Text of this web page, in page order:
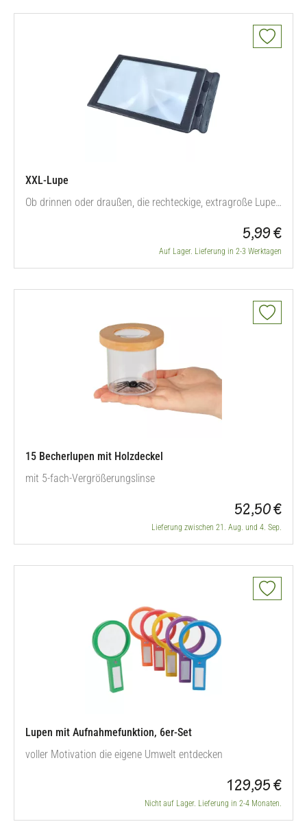
XXL-Lupe
Ob drinnen oder draußen, die rechteckige, extragroße Lupe
Naturforscher, ihrer Umgebung einmal ganz genau auf den
5,99 €
Auf Lager. Lieferung in 2-3 Werktagen
15 Becherlupen mit Holzdeckel
mit 5-fach-Vergrößerungslinse
52,50 €
Lieferung zwischen 21. Aug. und 4. Sep.
Lupen mit Aufnahmefunktion, 6er-Set
voller Motivation die eigene Umwelt entdecken
129,95 €
Nicht auf Lager. Lieferung in 2-4 Monaten.